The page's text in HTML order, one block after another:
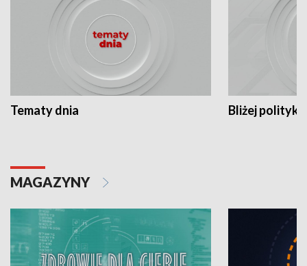
Tematy dnia Bliżej polityki
MAGAZYNY